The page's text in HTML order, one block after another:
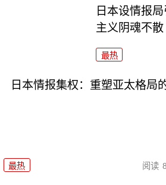
日本设情报
主义阴魂不散
最热
日本情报集权：重塑亚太格局
最热 阅读